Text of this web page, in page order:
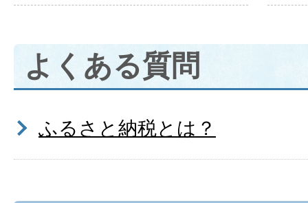
よくある質問
ふるさと納税とは？